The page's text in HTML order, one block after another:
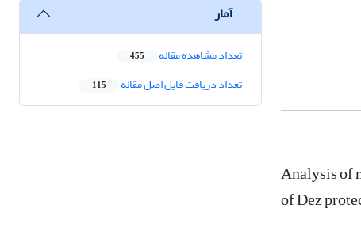
Analysis of
of Dez
آمار
تعداد مشاهده مقاله 455
تعداد دریافت فایل اصل مقاله 115